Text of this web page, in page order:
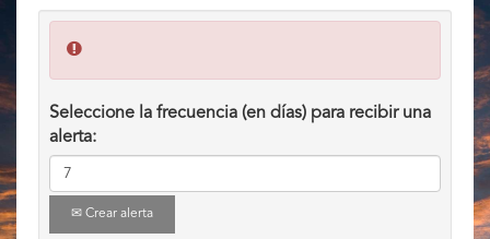
Seleccione la frecuencia (en días) para recibir una
alerta:
Crear alerta